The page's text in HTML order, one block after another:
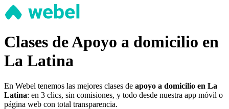
Clases de Apoyo a domicilio en
La Latina
En Webel tenemos las mejores clases de apoyo a domicilio en La
Latina: en 3 clics, sin comisiones, y todo desde nuestra app móvil o
página web con total transparencia.